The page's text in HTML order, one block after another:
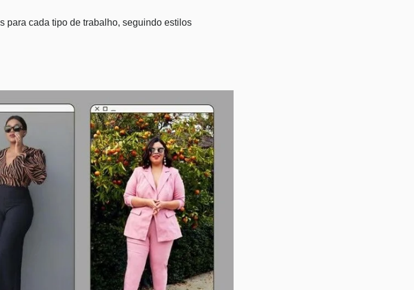
para cada tipo de trabalho, seguindo estilos